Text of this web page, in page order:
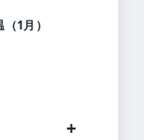
1月）